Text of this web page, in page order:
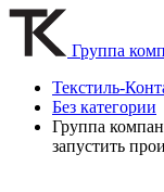
Группа
Текстиль-
Без категории
Группа
запустить